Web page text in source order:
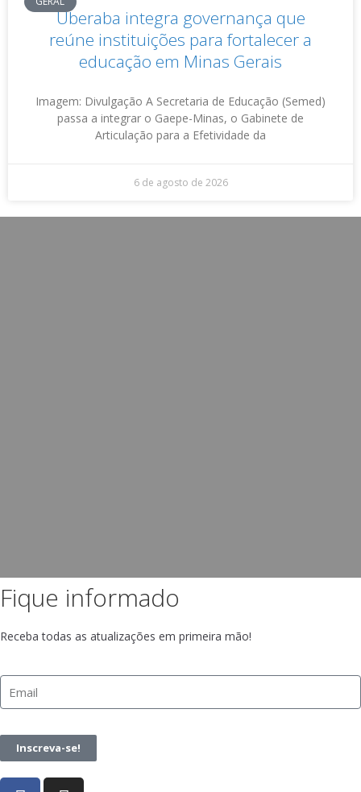
Uberaba integra governança que
reúne instituições para fortalecer a
educação em Minas Gerais
Imagem: Divulgação A Secretaria de Educação (Semed)
passa a integrar o Gaepe-Minas, o Gabinete de
Articulação para a Efetividade da
6 de agosto de 2026
Fique informado
Receba todas as atualizações em primeira mão!
Inscreva-se!